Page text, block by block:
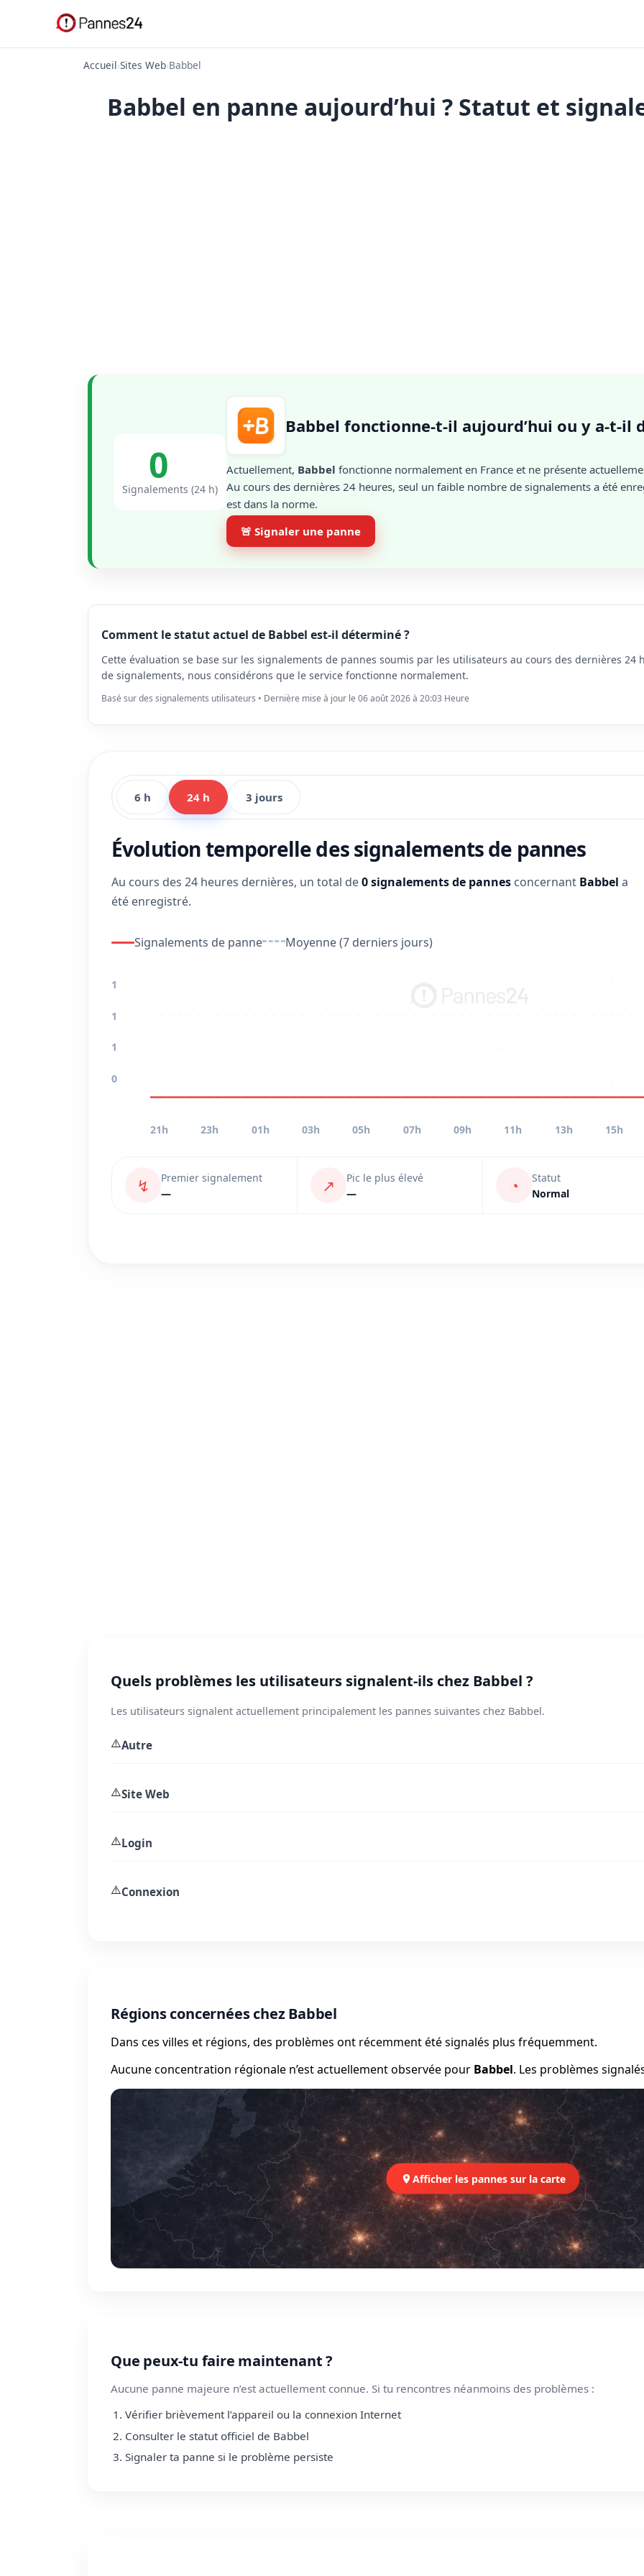
Accueil›Sites Web›Babbel
Babbel en panne aujourd’hui ? Statut et
0
Signalements (24 h)
Babbel fonctionne-t-il aujourd’hui ou y a-t-il
Actuellement, Babbel fonctionne normalement en France et ne présente
Au cours des dernières 24 heures, seul un faible nombre de signalements a été
est dans la norme.
🚨 Signaler une panne
Comment le statut actuel de Babbel est-il déterminé ?
Cette évaluation se base sur les signalements de pannes soumis par les utilisateurs au cours des dernières 24
de signalements, nous considérons que le service fonctionne normalement.
Basé sur des signalements utilisateurs • Dernière mise à jour le 06 août 2026 à 20:03 Heure
6 h 24 h 3 jours
Évolution temporelle des signalements de pannes
Au cours des 24 heures dernières, un total de0 signalements de pannes concernant Babbel a
été enregistré.
Signalements de panne Moyenne (7 derniers jours)
1
1
1
0
21h 23h 01h 03h 05h 07h 09h 11h 13h 15h
↯
Premier signalement
—
↗
Pic le plus élevé
—
◔
Statut
Normal
Quels problèmes les utilisateurs signalent-ils chez Babbel ?
Les utilisateurs signalent actuellement principalement les pannes suivantes chez Babbel.
⚠️Autre
⚠️Site Web
⚠️Login
⚠️Connexion
Régions concernées chez Babbel
Dans ces villes et régions, des problèmes ont récemment été signalés plus fréquemment.
Aucune concentration régionale n’est actuellement observée pour Babbel. Les problèmes
Afficher les pannes sur la carte
Que peux-tu faire maintenant ?
Aucune panne majeure n’est actuellement connue. Si tu rencontres néanmoins des problèmes :
Vérifier brièvement l’appareil ou la connexion Internet
Consulter le statut officiel de Babbel
Signaler ta panne si le problème persiste